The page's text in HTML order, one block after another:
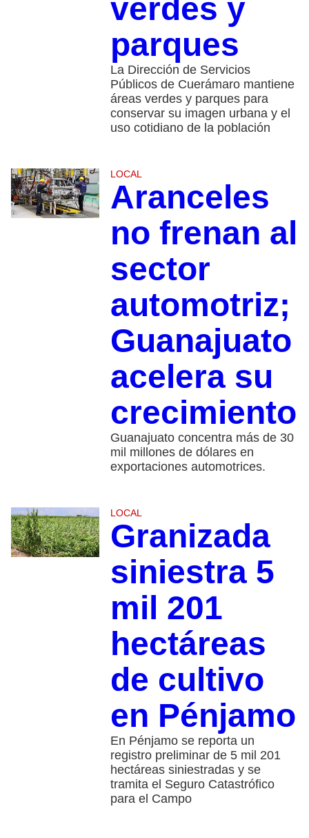
verdes y
parques
La Dirección de Servicios
Públicos de Cuerámaro mantiene
áreas verdes y parques para
conservar su imagen urbana y el
uso cotidiano de la población
LOCAL
Aranceles
no frenan al
sector
automotriz;
Guanajuato
acelera su
crecimiento
Guanajuato concentra más de 30
mil millones de dólares en
exportaciones automotrices.
LOCAL
Granizada
siniestra 5
mil 201
hectáreas
de cultivo
en Pénjamo
En Pénjamo se reporta un
registro preliminar de 5 mil 201
hectáreas siniestradas y se
tramita el Seguro Catastrófico
para el Campo